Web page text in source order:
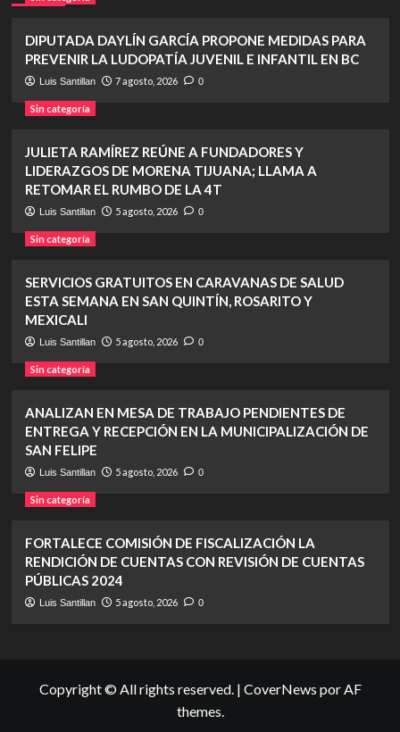
DIPUTADA DAYLÍN GARCÍA PROPONE MEDIDAS PARA
PREVENIR LA LUDOPATÍA JUVENIL E INFANTIL EN BC
Luis Santillan 7 agosto, 2026 0
Sin categoría
JULIETA RAMÍREZ REÚNE A FUNDADORES Y
LIDERAZGOS DE MORENA TIJUANA; LLAMA A
RETOMAR EL RUMBO DE LA 4T
Luis Santillan 5 agosto, 2026 0
Sin categoría
SERVICIOS GRATUITOS EN CARAVANAS DE SALUD
ESTA SEMANA EN SAN QUINTÍN, ROSARITO Y
MEXICALI
Luis Santillan 5 agosto, 2026 0
Sin categoría
ANALIZAN EN MESA DE TRABAJO PENDIENTES DE
ENTREGA Y RECEPCIÓN EN LA MUNICIPALIZACIÓN DE
SAN FELIPE
Luis Santillan 5 agosto, 2026 0
Sin categoría
FORTALECE COMISIÓN DE FISCALIZACIÓN LA
RENDICIÓN DE CUENTAS CON REVISIÓN DE CUENTAS
PÚBLICAS 2024
Luis Santillan 5 agosto, 2026 0
Copyright © All rights reserved. | CoverNews por AF
themes.